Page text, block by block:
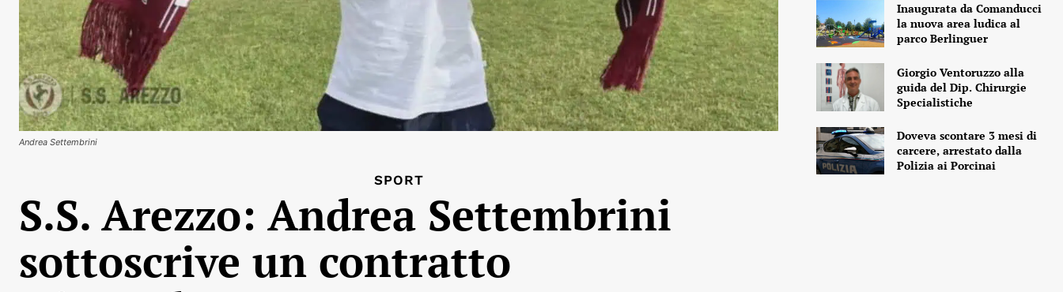
Andrea Settembrini
SPORT
S.S. Arezzo: Andrea Settembrini
sottoscrive un contratto
Inaugurata da Comanducci
la nuova area ludica al
parco Berlinguer
Giorgio Ventoruzzo alla
guida del Dip. Chirurgie
Specialistiche
Doveva scontare 3 mesi di
carcere, arrestato dalla
Polizia ai Porcinai